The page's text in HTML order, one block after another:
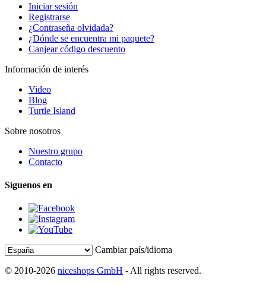
Iniciar sesión
Registrarse
¿Contraseña olvidada?
¿Dónde se encuentra mi paquete?
Canjear código descuento
Información de interés
Video
Blog
Turtle Island
Sobre nosotros
Nuestro grupo
Contacto
Síguenos en
Cambiar país/idioma
© 2010-2026 niceshops GmbH - All rights reserved.